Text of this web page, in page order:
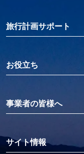
旅行計画サポート
お役立ち
事業者の皆様へ
サイト情報